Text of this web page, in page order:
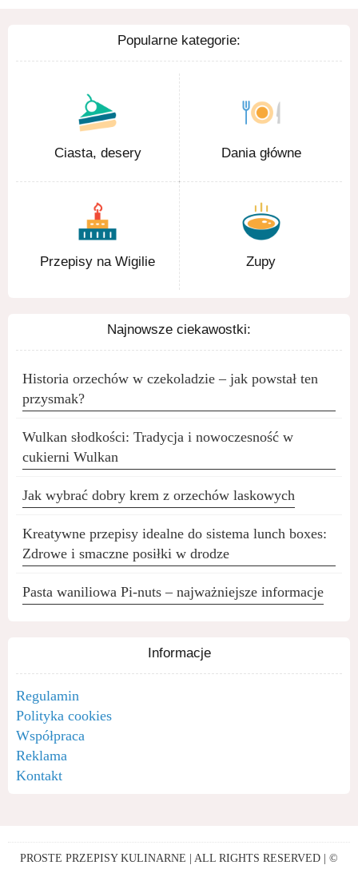
Popularne kategorie:
Ciasta, desery Dania główne
Przepisy na Wigilie Zupy
Najnowsze ciekawostki:
Historia orzechów w czekoladzie – jak powstał ten
przysmak?
Wulkan słodkości: Tradycja i nowoczesność w
cukierni Wulkan
Jak wybrać dobry krem z orzechów laskowych
Kreatywne przepisy idealne do sistema lunch boxes:
Zdrowe i smaczne posiłki w drodze
Pasta waniliowa Pi-nuts – najważniejsze informacje
Informacje
Regulamin
Polityka cookies
Współpraca
Reklama
Kontakt
PROSTE PRZEPISY KULINARNE | ALL RIGHTS RESERVED | ©